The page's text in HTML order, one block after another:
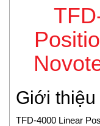
Bihl+wiedemann Vietnam
BLH NOBEL
Brecon Vietnam
Bronkhorst
Brook Instrument Vietnam
Burkert
Giới thiệu
TFD-4000 Linear